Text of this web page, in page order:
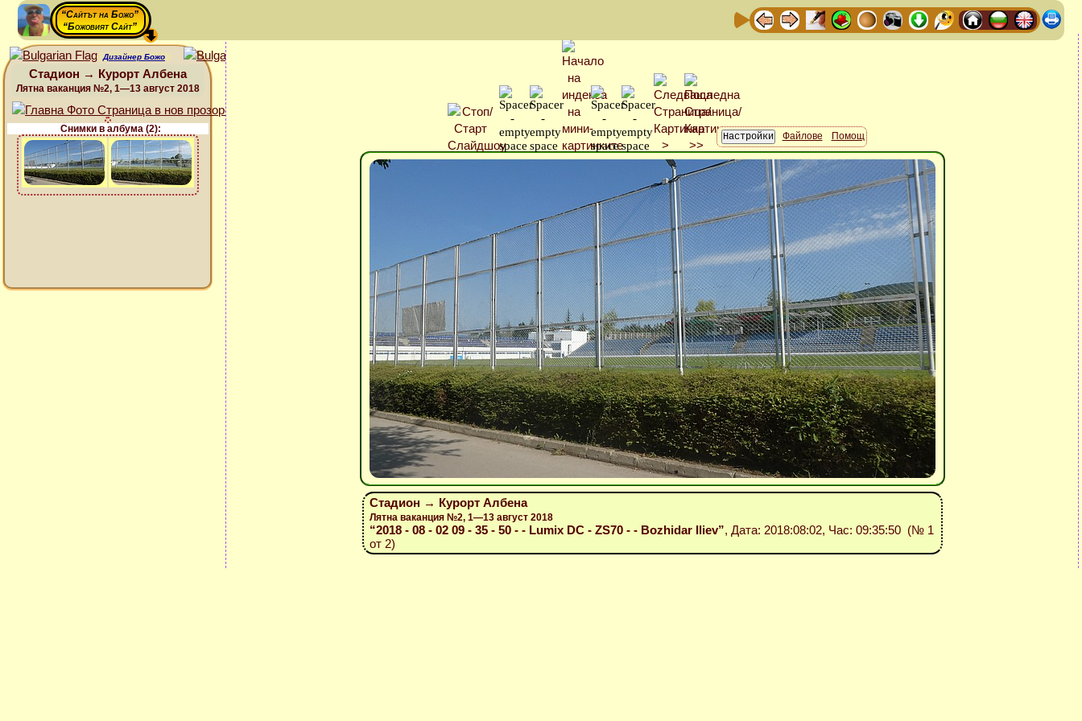
“Сайтът на Божо”
“Божовият Сайт”
Дизайнер Божо
Стадион → Курорт Албена
Лятна ваканция №2, 1—13 август 2018
Снимки в албума (2):
Файлове Помощ
Стадион → Курорт Албена
Лятна ваканция №2, 1—13 август 2018
“2018 - 08 - 02 09 - 35 - 50 - - Lumix DC - ZS70 - - Bozhidar Iliev”, Дата: 2018:08:02, Час: 09:35:50 (№ 1
от 2)